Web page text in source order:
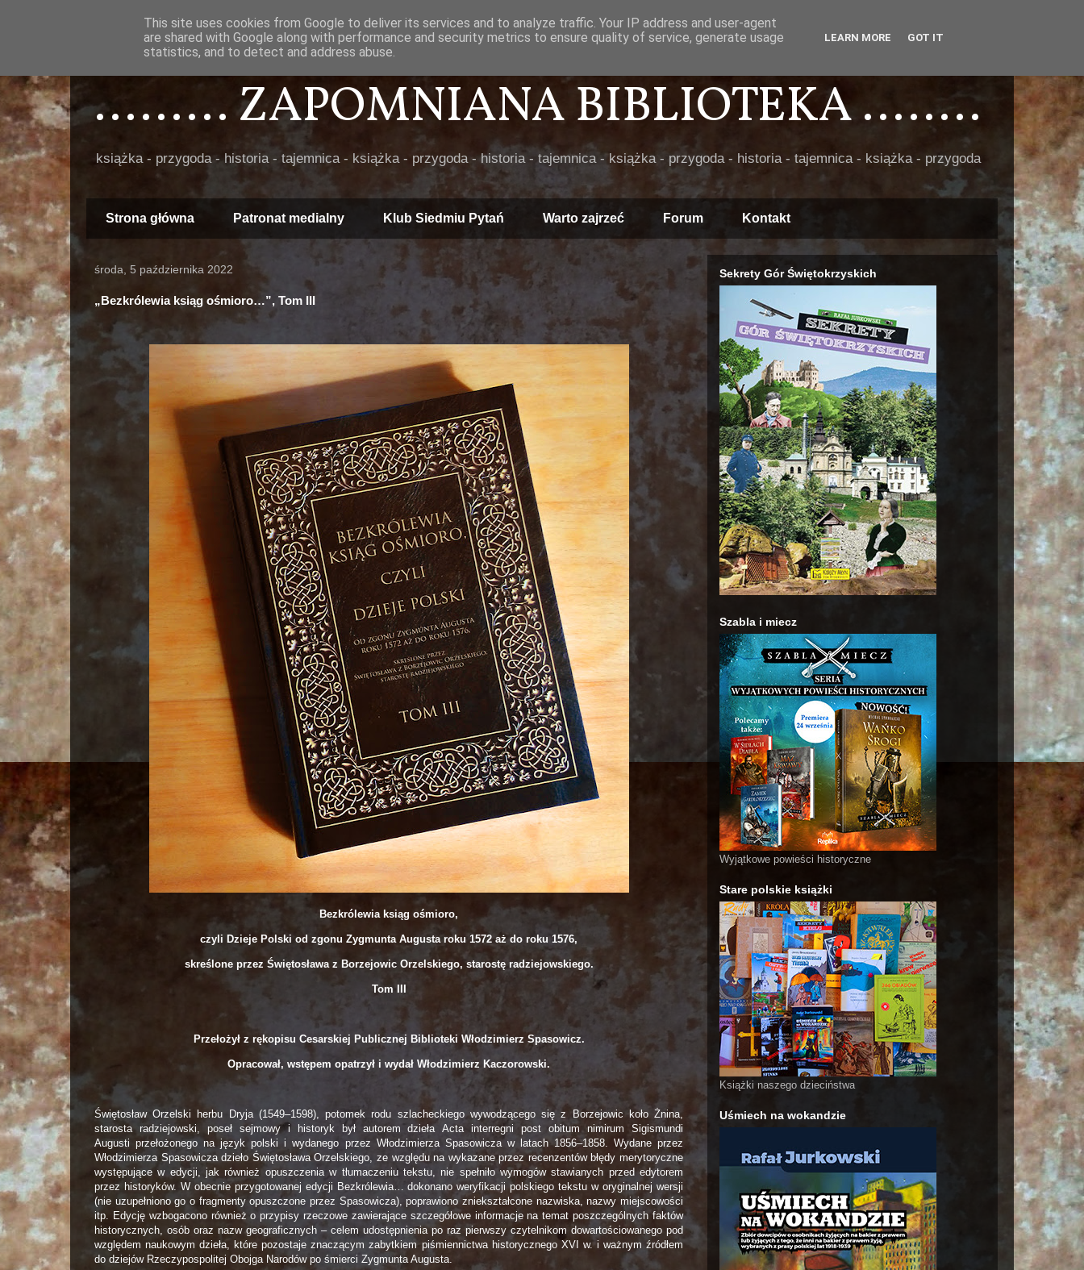
......... ZAPOMNIANA BIBLIOTEKA ........
książka - przygoda - historia - tajemnica - książka - przygoda - historia - tajemnica - książka - przygoda - historia - tajemnica - książka - przygoda
Strona główna Patronat medialny Klub Siedmiu Pytań Warto zajrzeć Forum Kontakt
środa, 5 października 2022
„Bezkrólewia ksiąg ośmioro…”, Tom III
Bezkrólewia ksiąg ośmioro,
czyli Dzieje Polski od zgonu Zygmunta Augusta roku 1572 aż do roku 1576,
skreślone przez Świętosława z Borzejowic Orzelskiego, starostę radziejowskiego.
Tom III
Przełożył z rękopisu Cesarskiej Publicznej Biblioteki Włodzimierz Spasowicz.
Opracował, wstępem opatrzył i wydał Włodzimierz Kaczorowski.
Świętosław Orzelski herbu Dryja (1549–1598), potomek rodu szlacheckiego wywodzącego się z Borzejowic koło Żnina,
starosta radziejowski, poseł sejmowy i historyk był autorem dzieła Acta interregni post obitum nimirum Sigismundi
Augusti przełożonego na język polski i wydanego przez Włodzimierza Spasowicza w latach 1856–1858. Wydane przez
Włodzimierza Spasowicza dzieło Świętosława Orzelskiego, ze względu na wykazane przez recenzentów błędy merytoryczne
występujące w edycji, jak również opuszczenia w tłumaczeniu tekstu, nie spełniło wymogów stawianych przed edytorem
przez historyków. W obecnie przygotowanej edycji Bezkrólewia… dokonano weryfikacji polskiego tekstu w oryginalnej wersji
(nie uzupełniono go o fragmenty opuszczone przez Spasowicza), poprawiono zniekształcone nazwiska, nazwy miejscowości
itp. Edycję wzbogacono również o przypisy rzeczowe zawierające szczegółowe informacje na temat poszczególnych faktów
historycznych, osób oraz nazw geograficznych – celem udostępnienia po raz pierwszy czytelnikom dowartościowanego pod
względem naukowym dzieła, które pozostaje znaczącym zabytkiem piśmiennictwa historycznego XVI w. i ważnym źródłem
do dziejów Rzeczypospolitej Obojga Narodów po śmierci Zygmunta Augusta.
Sekrety Gór Świętokrzyskich
Szabla i miecz
Wyjątkowe powieści historyczne
Stare polskie książki
Książki naszego dzieciństwa
Uśmiech na wokandzie
This site uses cookies from Google to deliver its services and to analyze traffic. Your IP address and user-agent
are shared with Google along with performance and security metrics to ensure quality of service, generate usage
statistics, and to detect and address abuse.
LEARN MORE GOT IT